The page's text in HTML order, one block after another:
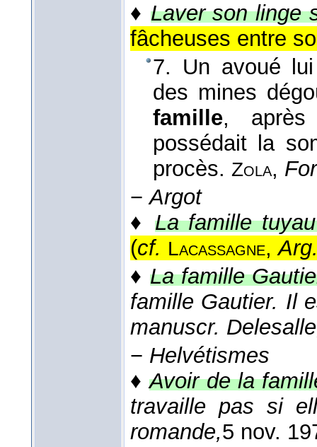
♦ Laver son linge
fâcheuses entre
7. Un avoué
des mines
famille, après
possédait la
procès. Zola,
−Argot
♦ La famille
(cf. Lacassagne,
♦ La famille
famille Gautier. Il
manuscr.
− Helvétismes
♦Avoir de la
travaille pas si
romande,5 nov.